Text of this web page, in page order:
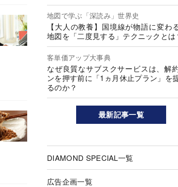
地図で学ぶ「深読み」世界史
【大人の教養】国境線が物語に変
地図を「二度見する」テクニックとは
客単価アップ大事典
なぜ良質なサブスクサービスは、解
ンを押す前に「1ヵ月休止プラン」を
るのか？
最新記事一覧
DIAMOND SPECIAL一覧
広告企画一覧